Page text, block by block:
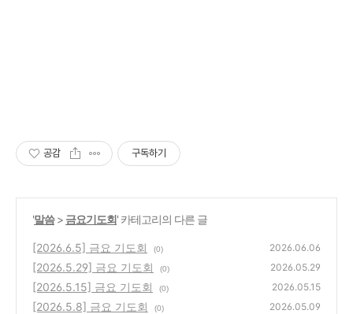
공감 구독하기
'말씀> 금요기도회' 카테고리의 다른 글
[2026.6.5] 금요 기도회 (0) 2026.06.06
[2026.5.29] 금요 기도회 (0) 2026.05.29
[2026.5.15] 금요 기도회 (0) 2026.05.15
[2026.5.8] 금요 기도회 (0) 2026.05.09